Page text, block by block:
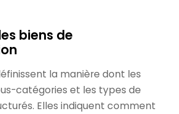
biens de
la manière dont les
catégories et les types de
Elles indiquent comment